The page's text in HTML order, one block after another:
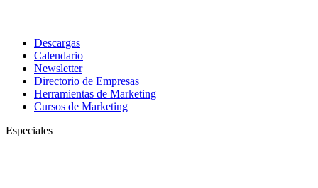
Descargas
Calendario
Newsletter
Directorio de Empresas
Herramientas de Marketing
Cursos de Marketing
Especiales